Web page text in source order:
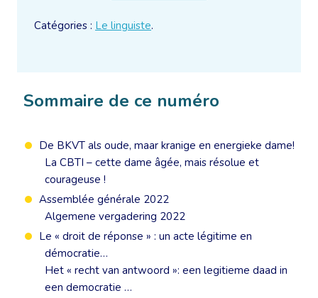
Sommaire de ce numéro
De BKVT als oude, maar kranige en energieke dame!
La CBTI – cette dame âgée, mais résolue et
courageuse !
Assemblée générale 2022
Algemene vergadering 2022
Le « droit de réponse » : un acte légitime en
démocratie…
Het « recht van antwoord »: een legitieme daad in
een democratie …
Catégories : Le linguiste.